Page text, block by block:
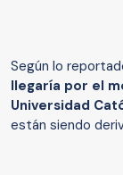
Según lo
llegaría por el
Universidad
están siendo